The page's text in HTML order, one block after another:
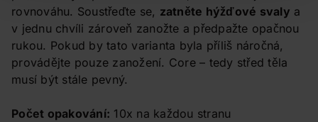
rovnováhu. Soustřeďte se, zatněte hýžďové svaly a
v jednu chvíli zároveň zanožte a předpažte opačnou
rukou. Pokud by tato varianta byla příliš náročná,
provádějte pouze zanožení. Core – tedy střed těla
musí být stále pevný.
Počet opakování: 10x na každou stranu